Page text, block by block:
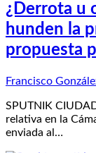
¿Derrota u
hunden la
propuesta
Francisco
SPUTNIK
relativa en la
enviada al…